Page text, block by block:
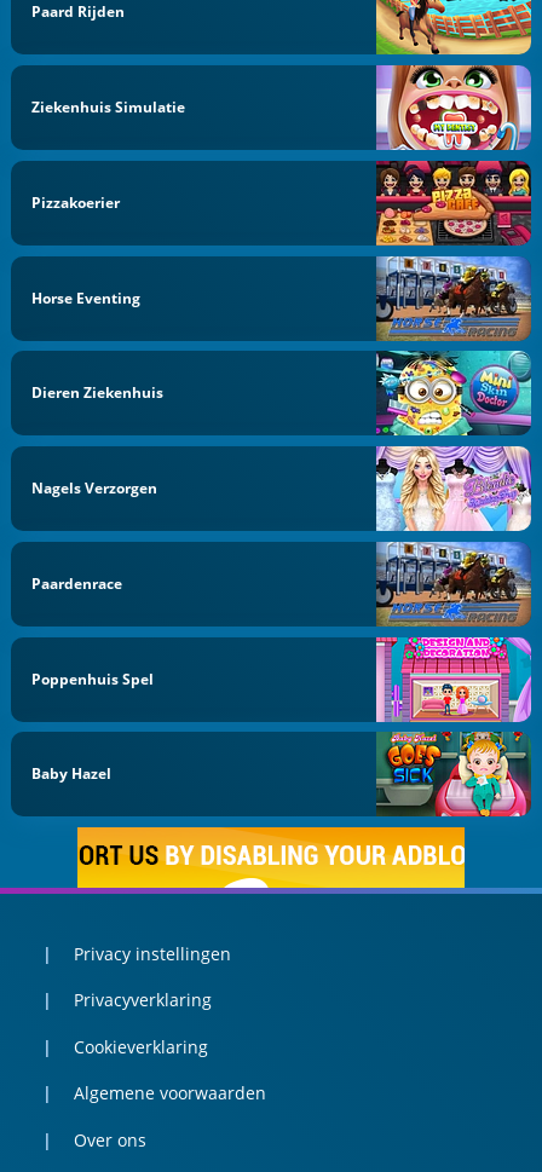
Paard Rijden
Ziekenhuis Simulatie
Pizzakoerier
Horse Eventing
Dieren Ziekenhuis
Nagels Verzorgen
Paardenrace
Poppenhuis Spel
Baby Hazel
Privacy instellingen
Privacyverklaring
Cookieverklaring
Algemene voorwaarden
Over ons